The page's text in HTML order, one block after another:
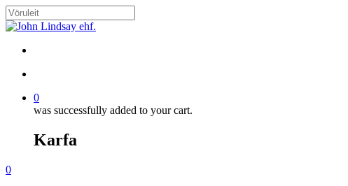
Skip
to
content
Close
0
was successfully added to your cart.
Karfa
Menu
search
account
0